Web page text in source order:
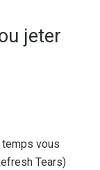
jeter
vous
Tears)